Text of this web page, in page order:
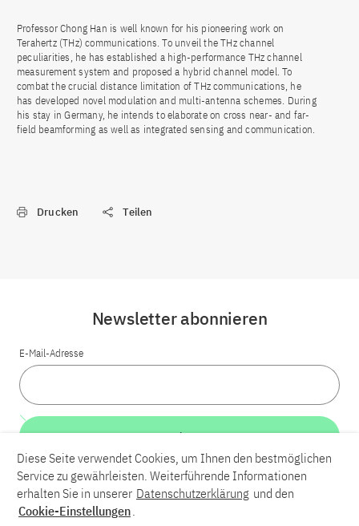
Professor Chong Han is well known for his pioneering work on
Terahertz (THz) communications. To unveil the THz channel
peculiarities, he has established a high-performance THz channel
measurement system and proposed a hybrid channel model. To
combat the crucial distance limitation of THz communications, he
has developed novel modulation and multi-antenna schemes. During
his stay in Germany, he intends to elaborate on cross near- and far-
field beamforming as well as integrated sensing and communication.
Drucken Teilen
LinkedInBlueskyYouTube
Newsletter abonnieren
E-Mail-Adresse
Weiter
Diese Seite verwendet Cookies, um Ihnen den bestmöglichen
Service zu gewährleisten. Weiterführende Informationen
erhalten Sie in unserer Datenschutzerklärung und den
Cookie-Einstellungen.